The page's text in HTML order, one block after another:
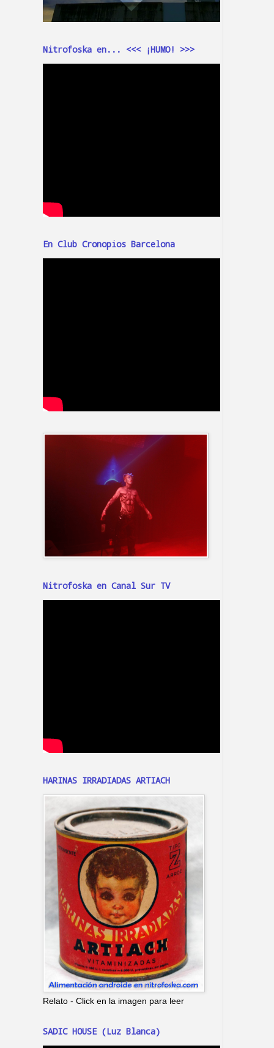
Nitrofoska en... <<< ¡HUMO! >>>
En Club Cronopios Barcelona
Nitrofoska en Canal Sur TV
HARINAS IRRADIADAS ARTIACH
Relato - Click en la imagen para leer
SADIC HOUSE (Luz Blanca)